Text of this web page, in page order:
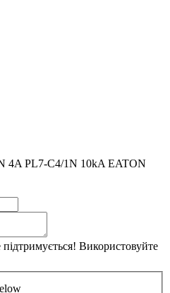
4A PL7-C4/1N 10kA EATON
Використовуйте